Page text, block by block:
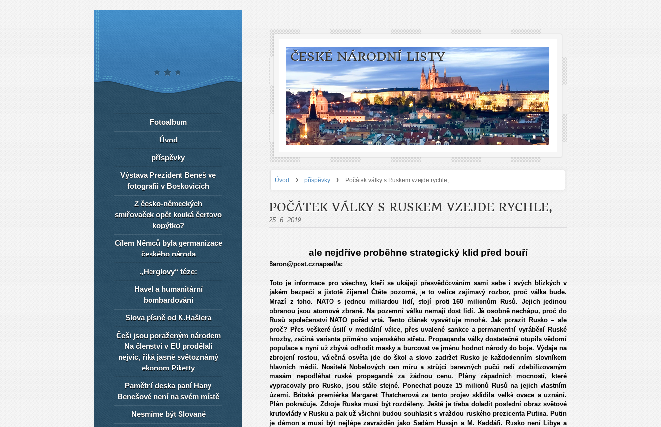
ČESKÉ NÁRODNÍ LISTY
Úvod › příspěvky › Počátek války s Ruskem vzejde rychle,
POČÁTEK VÁLKY S RUSKEM VZEJDE RYCHLE,
25. 6. 2019
ale nejdříve proběhne strategický klid před bouří
8aron@post.cznapsal/a:
Toto je informace pro všechny, kteří se ukájejí přesvědčováním sami sebe i svých blízkých v
jakém bezpečí a jistotě žijeme! Čtěte pozorně, je to velice zajímavý rozbor, proč válka bude.
Mrazí z toho. NATO s jednou miliardou lidí, stojí proti 160 milionům Rusů. Jejich jedinou
obranou jsou atomové zbraně. Na pozemní válku nemají dost lidí. Já osobně nechápu, proč do
Rusů společenství NATO pořád vrtá. Tento článek vysvětluje mnohé. Jak porazit Rusko – ale
proč? Přes veškeré úsilí v mediální válce, přes uvalené sankce a permanentní vyrábění Ruské
hrozby, začíná varianta přímého vojenského střetu. Propaganda války dostatečně otupila vědomí
populace a nyní už zbývá odhodit masky a burcovat ve jménu hodnot národy do boje. Výdaje na
zbrojení rostou, válečná osvěta jde do škol a slovo zadržet Rusko je každodenním slovníkem
hlavních médií. Nositelé Nobelových cen míru a strůjci barevných pučů radí zdebilizovaným
masám nepodléhat ruské propagandě za žádnou cenu. Plány západních mocností, které
vypracovaly pro Rusko, jsou stále stejné. Ponechat pouze 15 milionů Rusů na jejich vlastním
území. Britská premiérka Margaret Thatcherová za tento projev sklidila velké ovace a uznání.
Plán pokračuje. Zdroje Ruska musí být rozděleny. Ještě je třeba doladit poslední obraz světové
krutovlády v Rusku a pak už všichni budou souhlasit s vraždou ruského prezidenta Putina. Putin
je démon a musí být nejlépe zavražděn jako Sadám Husajn a M. Kaddáfi. Rusko není Libye a
Fotoalbum
Úvod
příspěvky
Výstava Prezident Beneš ve
fotografii v Boskovicích
Z česko-německých
smiřovaček opět kouká čertovo
kopýtko?
Cílem Němců byla germanizace
českého národa
„Herglovy“ téze:
Havel a humanitární
bombardování
Slova písně od K.Hašlera
Češi jsou poraženým národem
Na členství v EU prodělali
nejvíc, říká jasně světoznámý
ekonom Piketty
Pamětní deska paní Hany
Benešové není na svém místě
Nesmíme být Slované